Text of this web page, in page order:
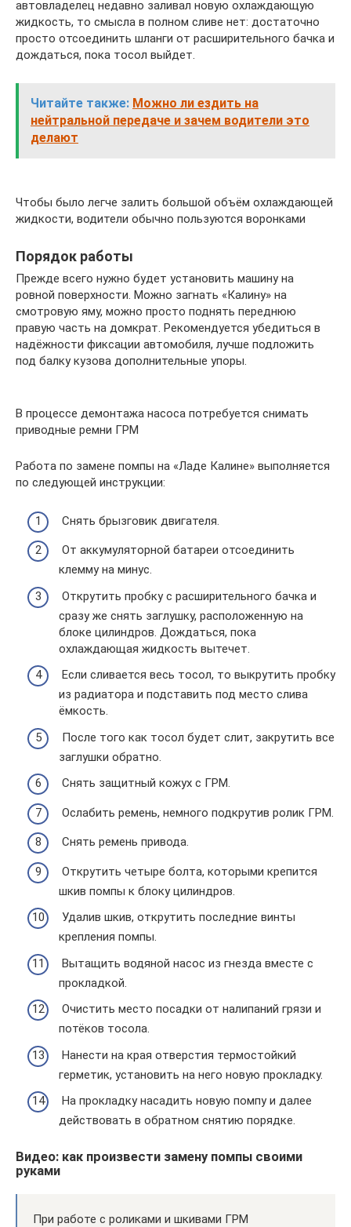
автовладелец недавно заливал новую охлаждающую
жидкость, то смысла в полном сливе нет: достаточно
просто отсоединить шланги от расширительного бачка и
дождаться, пока тосол выйдет.
Читайте также: Можно ли ездить на
нейтральной передаче и зачем водители это
делают
Чтобы было легче залить большой объём охлаждающей
жидкости, водители обычно пользуются воронками
Порядок работы
Прежде всего нужно будет установить машину на
ровной поверхности. Можно загнать «Калину» на
смотровую яму, можно просто поднять переднюю
правую часть на домкрат. Рекомендуется убедиться в
надёжности фиксации автомобиля, лучше подложить
под балку кузова дополнительные упоры.
В процессе демонтажа насоса потребуется снимать
приводные ремни ГРМ
Работа по замене помпы на «Ладе Калине» выполняется
по следующей инструкции:
Снять брызговик двигателя.
От аккумуляторной батареи отсоединить
клемму на минус.
Открутить пробку с расширительного бачка и
сразу же снять заглушку, расположенную на
блоке цилиндров. Дождаться, пока
охлаждающая жидкость вытечет.
Если сливается весь тосол, то выкрутить пробку
из радиатора и подставить под место слива
ёмкость.
После того как тосол будет слит, закрутить все
заглушки обратно.
Снять защитный кожух с ГРМ.
Ослабить ремень, немного подкрутив ролик ГРМ.
Снять ремень привода.
Открутить четыре болта, которыми крепится
шкив помпы к блоку цилиндров.
Удалив шкив, открутить последние винты
крепления помпы.
Вытащить водяной насос из гнезда вместе с
прокладкой.
Очистить место посадки от налипаний грязи и
потёков тосола.
Нанести на края отверстия термостойкий
герметик, установить на него новую прокладку.
На прокладку насадить новую помпу и далее
действовать в обратном снятию порядке.
Видео: как произвести замену помпы своими
руками
При работе с роликами и шкивами ГРМ